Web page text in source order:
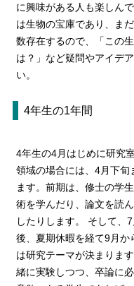
に興味がある人も楽しん
は生物の宝庫であり、ま
数存在するので、「この
は？」など疑問やアイデ
い。
4年生の1年間
4年生の4月はじめに研究
領域の場合には、4月下旬
ます。前期は、修士の学
術を学んだり、論文を読
したりします。 そして、
後、夏期休暇を経て9月か
は研究テーマが決まりま
緒に実験しつつ、卒論に